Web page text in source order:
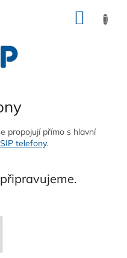
propojují přímo s hlavní
SIP telefony.